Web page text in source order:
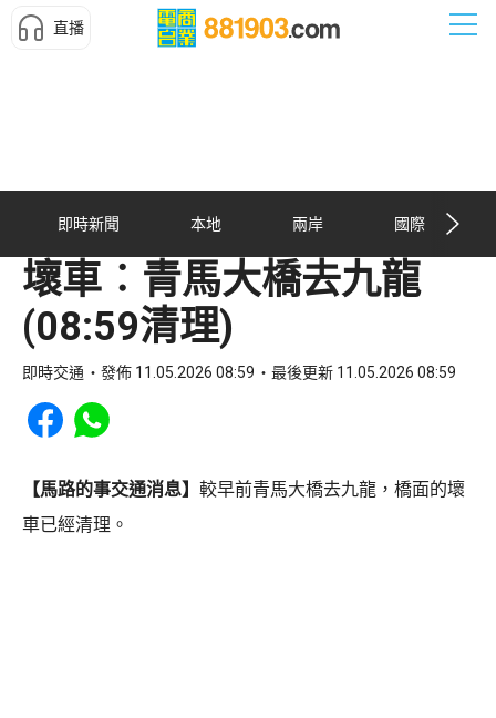
直播
即時新聞 本地 兩岸 國際
壞車︰青馬大橋去九龍
(08:59清理)
即時交通 發佈 11.05.2026 08:59 最後更新 11.05.2026 08:59
Share to Facebook
Share to WhatsApp
【馬路的事交通消息】 較早前青馬大橋去九龍，橋面的壞
車已經清理。